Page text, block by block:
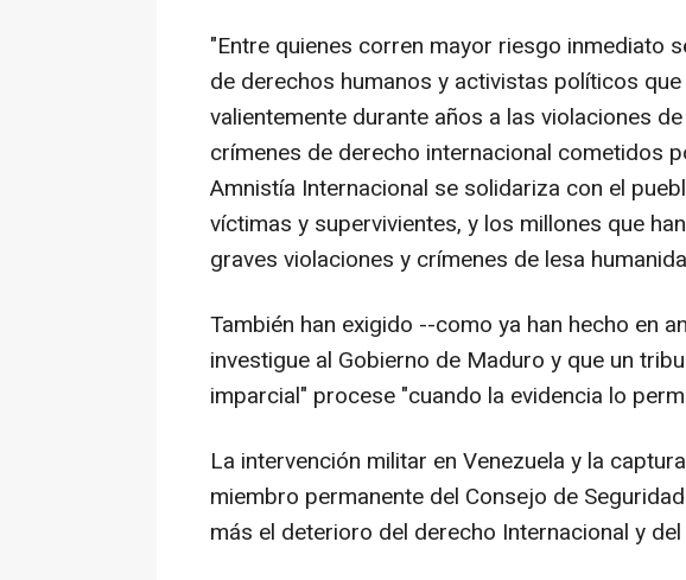
"Entre quienes corren mayor riesgo inmediato
de derechos humanos y activistas políticos
valientemente durante años a las violaciones
crímenes de derecho internacional cometidos
Amnistía Internacional se solidariza con el
víctimas y supervivientes, y los millones que
graves violaciones y crímenes de lesa
También han exigido --como ya han hecho en
investigue al Gobierno de Maduro y que un
imparcial" procese "cuando la evidencia lo
La intervención militar en Venezuela y la
miembro permanente del Consejo de
más el deterioro del derecho Internacional y